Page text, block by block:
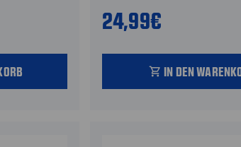
24,99€
shopping_cart IN DEN